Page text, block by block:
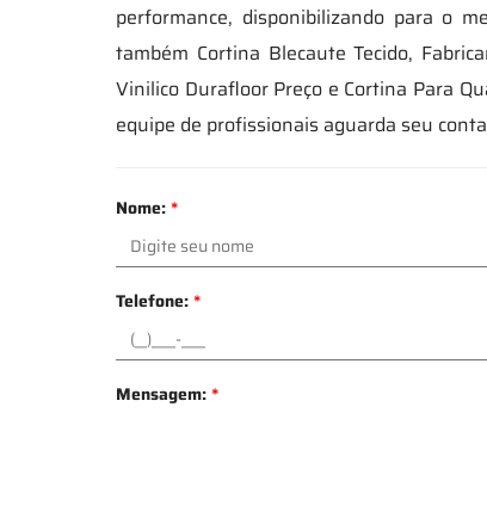
performance, disponibilizando para o
também Cortina Blecaute Tecido,
Vinilico Durafloor Preço e Cortina Para
equipe de profissionais aguarda seu
Nome:*
Telefone:*
Mensagem:*